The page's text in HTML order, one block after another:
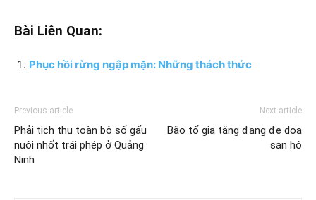
Bài Liên Quan:
Phục hồi rừng ngập mặn: Những thách thức
Previous article
Phải tịch thu toàn bộ số gấu
nuôi nhốt trái phép ở Quảng
Ninh
Next article
Bão tố gia tăng đang đe dọa
san hô